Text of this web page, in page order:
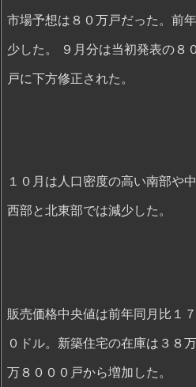
市場予想は８０万戸だった。前
少した。 ９月分は当初発表の８
戸に下方修正された。
１０月は人口密度の高い南部や
西部と北東部では減少した。
販売価格中央値は前年同月比１
０ドル。新築住宅の在庫は３８
万８０００戸から増加した。